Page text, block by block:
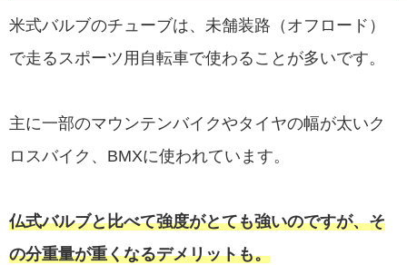
米式バルブのチューブは、未舗装路（オフロード）
で走るスポーツ用自転車で使わることが多いです。
主に一部のマウンテンバイクやタイヤの幅が太いク
ロスバイク、BMXに使われています。
仏式バルブと比べて強度がとても強いのですが、そ
の分重量が重くなるデメリットも。